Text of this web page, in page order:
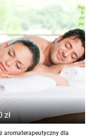
zł
aromaterapeutyczny dla